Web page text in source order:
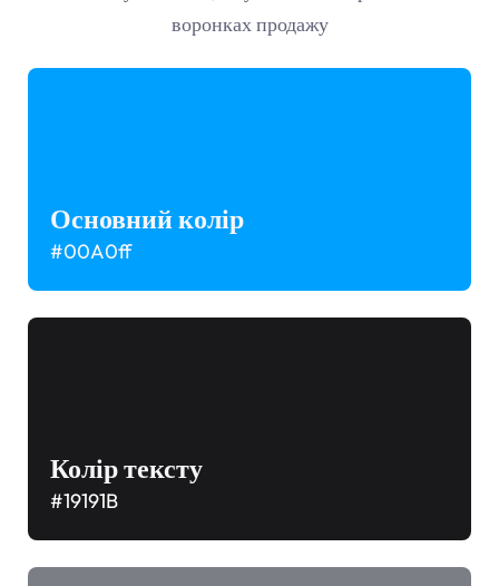
воронках продажу
Основний колір
#00A0ff
Колір тексту
#19191B